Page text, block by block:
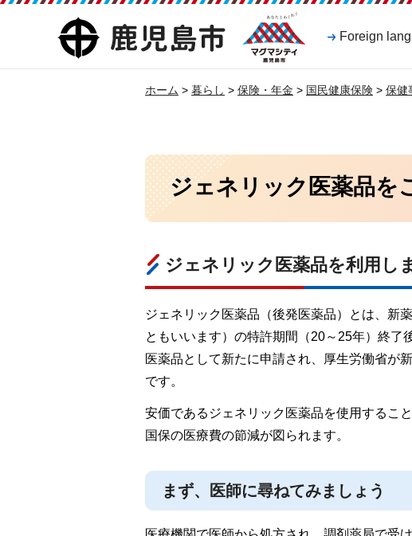
鹿児島市
マグマシティ
鹿児島市
Foreign
ホーム > 暮らし > 保険・年金 > 国民健康保険 > 保健
ジェネリック医薬品を
ジェネリック医薬品を利用し
ジェネリック医薬品（後発医薬品）とは、新
ともいいます）の特許期間（20～25年）終了
医薬品として新たに申請され、厚生労働省が
です。
安価であるジェネリック医薬品を使用するこ
国保の医療費の節減が図られます。
まず、医師に尋ねてみましょう